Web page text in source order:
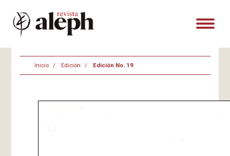
Inicio Edición Edición No. 19